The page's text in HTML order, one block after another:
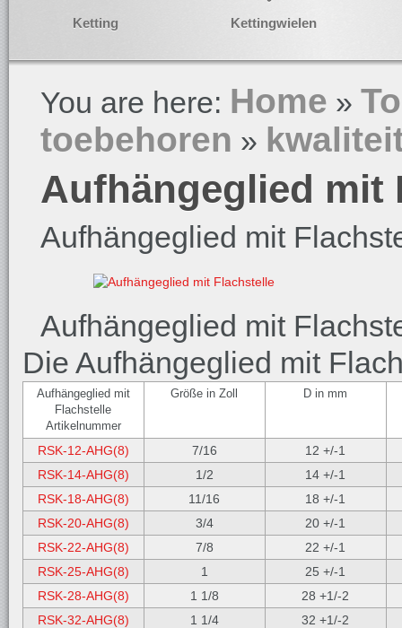
Ketting Kettingwielen
You are here: Home »
toebehoren »
Aufhängeglied mit
Aufhängeglied mit
Aufhängeglied mit
Die Aufhängeglied mit
Aufhängeglied mit
Flachstelle
Artikelnummer
Größe in Zoll D in mm
RSK-12-AHG(8) 7/16
12 +/-1
RSK-14-AHG(8)
1/2
14 +/-1
RSK-18-AHG(8)
11/16
18 +/-1
RSK-20-AHG(8)
3/4
20 +/-1
RSK-22-AHG(8)
7/8
22 +/-1
RSK-25-AHG(8)
1
25 +/-1
RSK-28-AHG(8)
1 1/8
28 +1/-2
RSK-32-AHG(8)
1 1/4 32 +1/-2